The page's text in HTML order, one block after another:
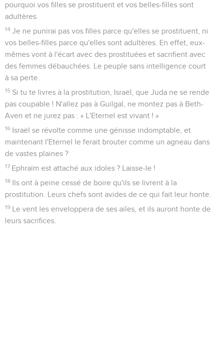
pourquoi vos filles se prostituent et vos belles-filles sont
adultères.
14 Je ne punirai pas vos filles parce qu'elles se prostituent, ni
vos belles-filles parce qu'elles sont adultères. En effet, eux-
mêmes vont à l'écart avec des prostituées et sacrifient avec
des femmes débauchées. Le peuple sans intelligence court
à sa perte.
15 Si tu te livres à la prostitution, Israël, que Juda ne se rende
pas coupable ! N'allez pas à Guilgal, ne montez pas à Beth-
Aven et ne jurez pas : « L'Eternel est vivant ! »
16 Israël se révolte comme une génisse indomptable, et
maintenant l'Eternel le ferait brouter comme un agneau dans
de vastes plaines ?
17 Ephraïm est attaché aux idoles ? Laisse-le !
18 Ils ont à peine cessé de boire qu'ils se livrent à la
prostitution. Leurs chefs sont avides de ce qui fait leur honte.
19 Le vent les enveloppera de ses ailes, et ils auront honte de
leurs sacrifices.